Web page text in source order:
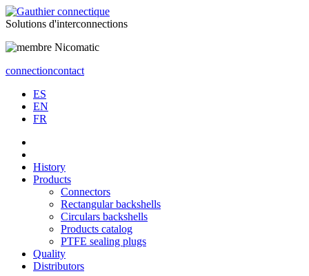
Solutions d'interconnections
connectioncontact
ES
EN
FR
History
Products
Connectors
Rectangular backshells
Circulars backshells
Products catalog
PTFE sealing plugs
Quality
Distributors